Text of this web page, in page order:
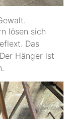
lösen sich
Das
Hänger ist